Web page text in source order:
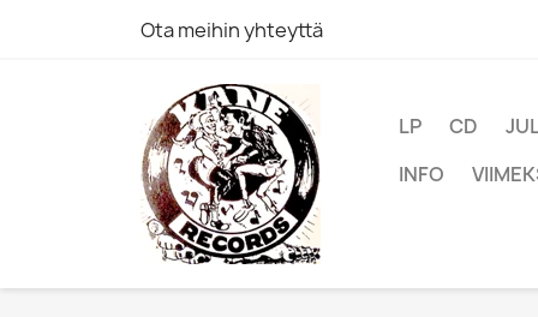
Ota meihin yhteyttä
LP CD
INFO